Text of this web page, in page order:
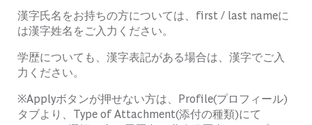
漢字氏名をお持ちの方については、first / last nameに
は漢字姓名をご入力ください。
学歴についても、漢字表記がある場合は、漢字でご入
力ください。
※Applyボタンが押せない方は、Profile(プロフィール)
タブより、Type of Attachment(添付の種類)にて